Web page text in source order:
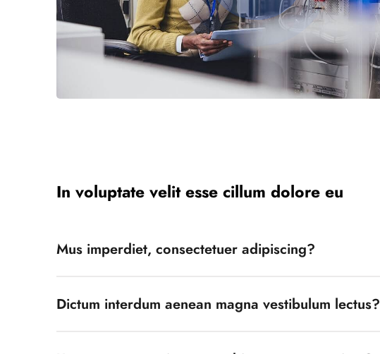
In voluptate velit esse cillum dolore eu
Mus imperdiet, consectetuer adipiscing?
Dictum interdum aenean magna vestibulum lectus?